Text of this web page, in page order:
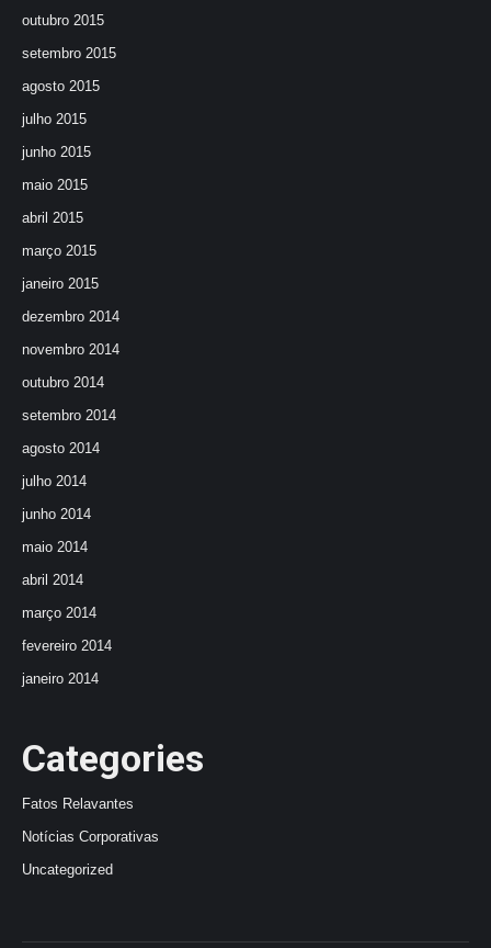
outubro 2015
setembro 2015
agosto 2015
julho 2015
junho 2015
maio 2015
abril 2015
março 2015
janeiro 2015
dezembro 2014
novembro 2014
outubro 2014
setembro 2014
agosto 2014
julho 2014
junho 2014
maio 2014
abril 2014
março 2014
fevereiro 2014
janeiro 2014
Categories
Fatos Relavantes
Notícias Corporativas
Uncategorized